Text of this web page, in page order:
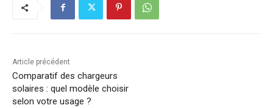
Article précédent
Comparatif des chargeurs
solaires : quel modèle choisir
selon votre usage ?